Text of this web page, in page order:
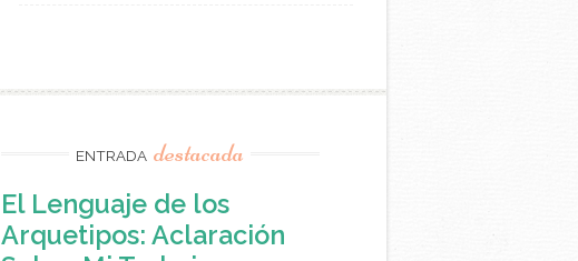
ENTRADA destacada
El Lenguaje de los
Arquetipos: Aclaración